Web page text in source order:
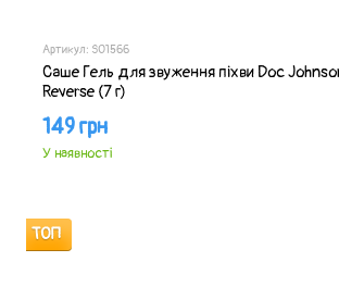
Артикул: SO1566
Саше Гель для звуження піхви Doc
Reverse (7 г)
149 грн
У наявності
ТОП